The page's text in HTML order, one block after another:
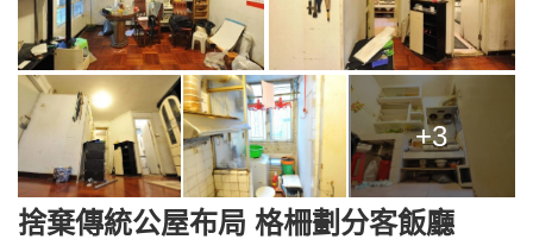
+3
捨棄傳統公屋布局 格柵劃分客飯廳